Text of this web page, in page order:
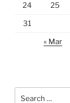
24 25
31
« Mar